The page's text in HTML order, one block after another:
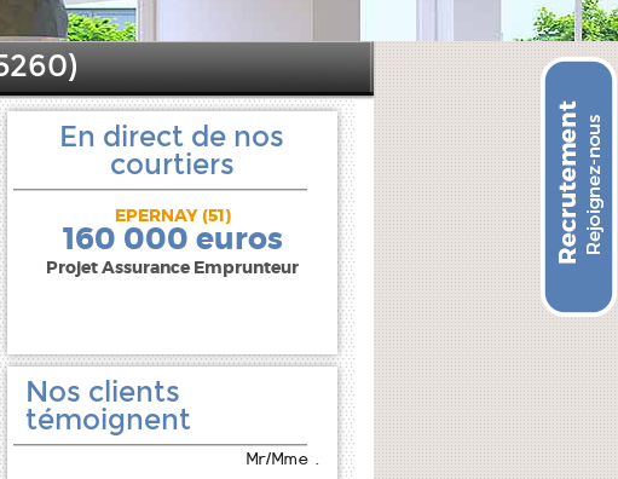
En direct de nos
courtiers
EPERNAY (51)
160 000 euros
Projet Assurance Emprunteur
240 000 euros
Nos clients
témoignent
Mr/Mme .